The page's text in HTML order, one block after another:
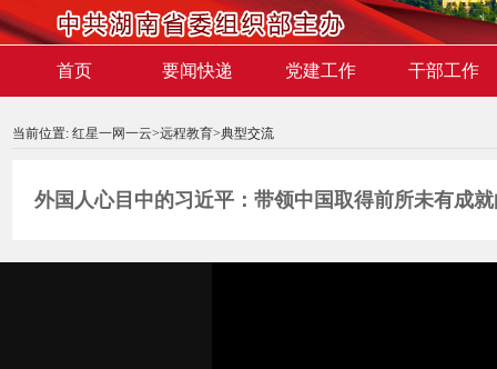
首页 要闻快递 党建工作 干部工作
当前位置: 红星一网一云>远程教育>典型交流
外国人心目中的习近平：带领中国取得前所未有成
00:00:00 / 00:00